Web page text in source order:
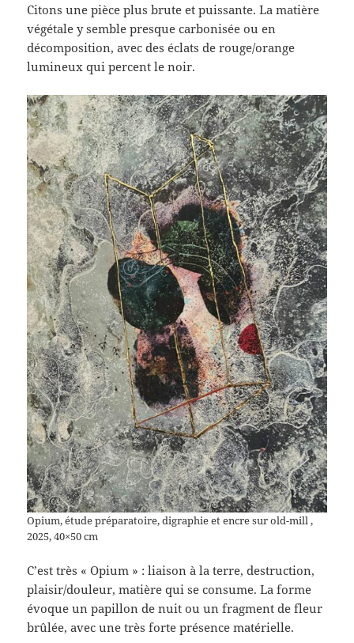
Citons une pièce plus brute et puissante. La matière
végétale y semble presque carbonisée ou en
décomposition, avec des éclats de rouge/orange
lumineux qui percent le noir.
Opium, étude préparatoire, digraphie et encre sur old-mill ,
2025, 40×50 cm
C’est très « Opium » : liaison à la terre, destruction,
plaisir/douleur, matière qui se consume. La forme
évoque un papillon de nuit ou un fragment de fleur
brûlée, avec une très forte présence matérielle.